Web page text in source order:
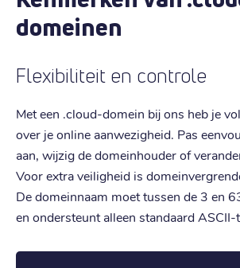
domeinen
Flexibiliteit en controle
Met een .cloud-domein bij ons heb je
over je online aanwezigheid. Pas
aan, wijzig de domeinhouder of
Voor extra veiligheid is
De domeinnaam moet tussen de 3 en
en ondersteunt alleen standaard ASCII-